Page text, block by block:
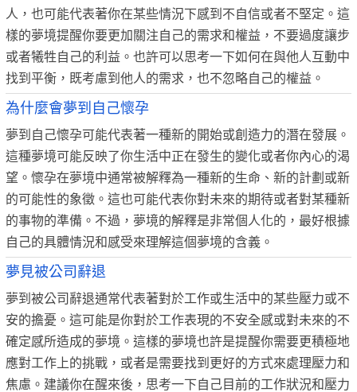
人，也可能代表著你在某些情況下感到不自信或者不堅定。這
樣的夢境提醒你要更加關注自己的需求和權益，不要過度讓步
或者犧牲自己的利益。也許可以思考一下如何在與他人互動中
找到平衡，既考慮到他人的需求，也不忽略自己的權益。
為什麼會夢到自己懷孕
夢到自己懷孕可能代表著一種新的開始或創造力的潛在發展。
這種夢境可能反映了你生活中正在發生的變化或者你內心的渴
望。懷孕在夢境中通常被解釋為一種新的生命、新的計劃或新
的可能性的象徵。這也可能代表你對未來的期待或者對某種新
的事物的準備。不過，夢境的解釋是非常個人化的，最好根據
自己的具體情況和感受來理解這個夢境的含義。
夢見被公司辭退
夢到被公司辭退通常代表著對於工作或生活中的某些壓力或不
安的擔憂。這可能是你對於工作表現的不安全感或對未來的不
確定感所造成的夢境。這樣的夢境也許是提醒你需要更積極地
應對工作上的挑戰，或者是需要找到更好的方式來處理壓力和
焦慮。建議你在醒來後，思考一下自己目前的工作狀況和壓力